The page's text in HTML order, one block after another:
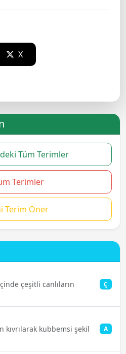
X
Tüm Terimler
Terimler
Terim Öner
çeşitli canlıların
Ç
kıvrılarak kubbemsi şekil
A